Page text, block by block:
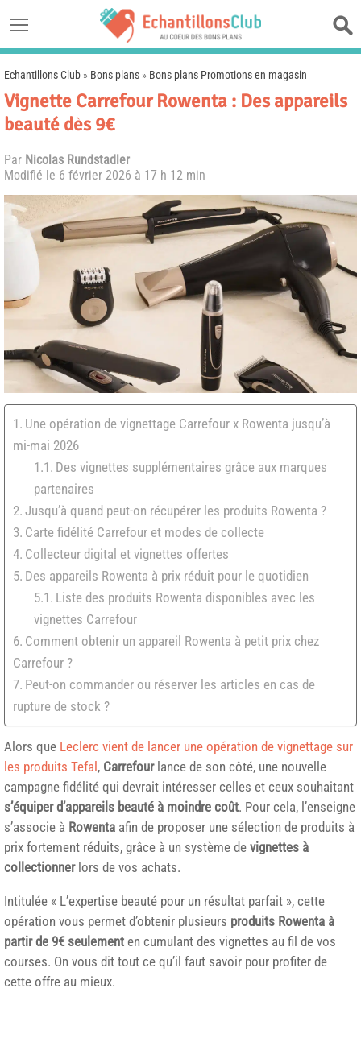
Echantillons Club » Bons plans » Bons plans Promotions en magasin
Vignette Carrefour Rowenta : Des appareils
beauté dès 9€
Par Nicolas Rundstadler
Modifié le 6 février 2026 à 17 h 12 min
Une opération de vignettage Carrefour x Rowenta jusqu’à
mi-mai 2026
Des vignettes supplémentaires grâce aux marques
partenaires
Jusqu’à quand peut-on récupérer les produits Rowenta ?
Carte fidélité Carrefour et modes de collecte
Collecteur digital et vignettes offertes
Des appareils Rowenta à prix réduit pour le quotidien
Liste des produits Rowenta disponibles avec les
vignettes Carrefour
Comment obtenir un appareil Rowenta à petit prix chez
Carrefour ?
Peut-on commander ou réserver les articles en cas de
rupture de stock ?
Alors que Leclerc vient de lancer une opération de vignettage sur
les produits Tefal, Carrefourlance de son côté, une nouvelle
campagne fidélité qui devrait intéresser celles et ceux souhaitant
s’équiper d’appareils beauté à moindre coût. Pour cela, l’enseigne
s’associe à Rowenta afin de proposer une sélection de produits à
prix fortement réduits, grâce à un système de vignettes à
collectionnerlors de vos achats.
Intitulée « L’expertise beauté pour un résultat parfait », cette
opération vous permet d’obtenir plusieurs produits Rowenta à
partir de 9€ seulement en cumulant des vignettes au fil de vos
courses. On vous dit tout ce qu’il faut savoir pour profiter de
cette offre au mieux.